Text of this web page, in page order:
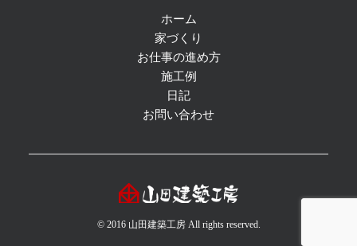
ホーム
家づくり
お仕事の進め方
施工例
日記
お問い合わせ
© 2016 山田建築工房 All rights reserved.